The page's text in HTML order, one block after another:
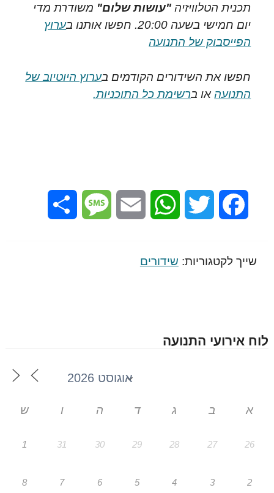
תכנית הטלוויזיה "עושות שלום" משודרת מדי
יום חמישי בשעה 20:00. חפשו אותנו ב
ערוץ
הפייסבוק של התנועה
חפשו את השידורים הקודמים בערוץ היוטיוב של
התנועה או ברשימת כל התוכניות.
Facebook
Twitter
WhatsApp
Email
Message
שייך לקטגוריות: שידורים
לוח אירועי התנועה
א ב ג ד ה ו ש
26
27
28
29
30
31
1
2
3
4
5
6
7
8